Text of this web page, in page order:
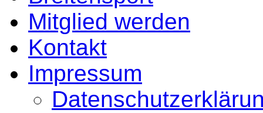
Mitglied werden
Kontakt
Impressum